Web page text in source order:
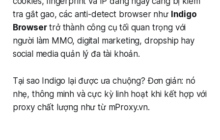
tra gắt gao, các anti-detect browser như Indigo
Browsertrở thành công cụ tối quan trọng với
người làm MMO, digital marketing, dropship hay
social media quản lý đa tài khoản.
Tại sao Indigo lại được ưa chuộng? Đơn giản: nó
nhẹ, thông minh và cực kỳ linh hoạt khi kết hợp với
proxy chất lượng như từ mProxy.vn.